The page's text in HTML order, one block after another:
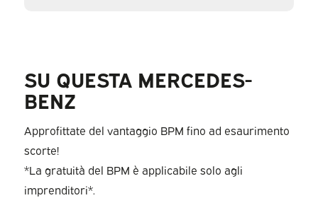
SU QUESTA MERCEDES-
BENZ
Approfittate del vantaggio BPM fino ad esaurimento
scorte!
*La gratuità del BPM è applicabile solo agli
imprenditori*.